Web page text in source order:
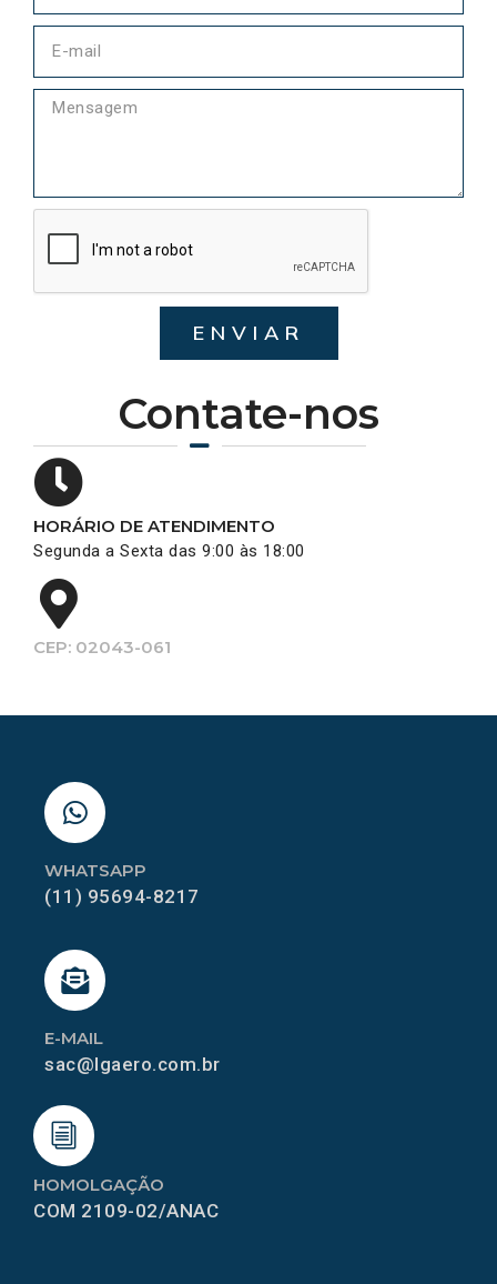
Contate-nos
HORÁRIO DE ATENDIMENTO
Segunda a Sexta das 9:00 às 18:00
CEP: 02043-061
ENVIAR
HOMOLGAÇÃO
COM 2109-02/ANAC
E-MAIL
sac@lgaero.com.br
WHATSAPP
(11) 95694-8217